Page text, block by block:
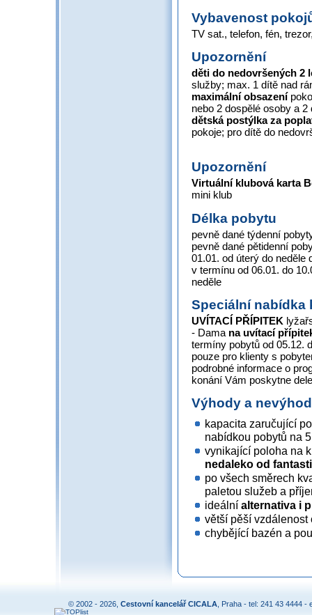
Vybavenost
TV sat., telefon, fén,
Upozornění
děti do nedovršených 2
služby; max. 1 dítě nad
maximální obsazení
nebo 2 dospělé osoby a
dětská postýlka za
pokoje; pro dítě do
Upozornění
Virtuální klubová karta
mini klub
Délka pobytu
pevně dané týdenní
pevně dané pětidenní
01.01. od úterý do neděle
v termínu od 06.01. do
neděle
Speciální nabídka
UVÍTACÍ PŘÍPITEK
- Dama na uvítací
termíny pobytů od 05.12.
pouze pro klienty s
podrobné informace o
konání Vám poskytne
Výhody a
kapacita zaručující
nabídkou pobytů na
vynikající poloha na
nedaleko od
po všech směrech
paletou služeb a
ideální alternativa i
větší pěší vzdálenost
chybějící bazén a
© 2002 - 2026, Cestovní kancelář CICALA , Praha - tel: 241 43 4444 -